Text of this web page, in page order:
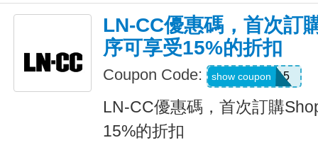
LN-CC優惠碼，首次訂
序可享受15%的折扣
Coupon Code: APP15
show coupon
LN-CC優惠碼，首次訂購
15%的折扣